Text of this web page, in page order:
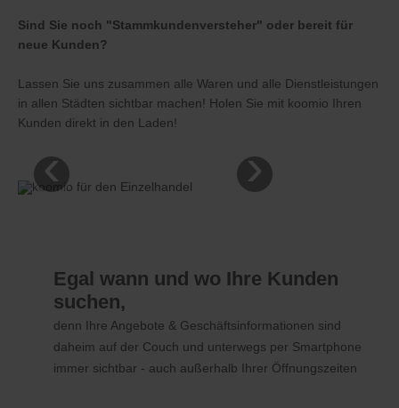
Sind Sie noch "Stammkundenversteher" oder bereit für
neue Kunden?
Lassen Sie uns zusammen alle Waren und alle Dienstleistungen
in allen Städten sichtbar machen! Holen Sie mit koomio Ihren
Kunden direkt in den Laden!
‹ ›
Egal wann und wo Ihre Kunden
suchen,
denn Ihre Angebote & Geschäftsinformationen sind
daheim auf der Couch und unterwegs per Smartphone
immer sichtbar - auch außerhalb Ihrer Öffnungszeiten